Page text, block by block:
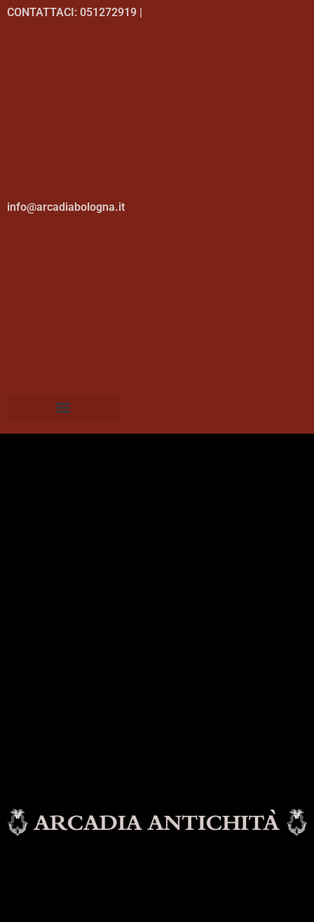
CONTATTACI: 051272919 |
info@arcadiabologna.it